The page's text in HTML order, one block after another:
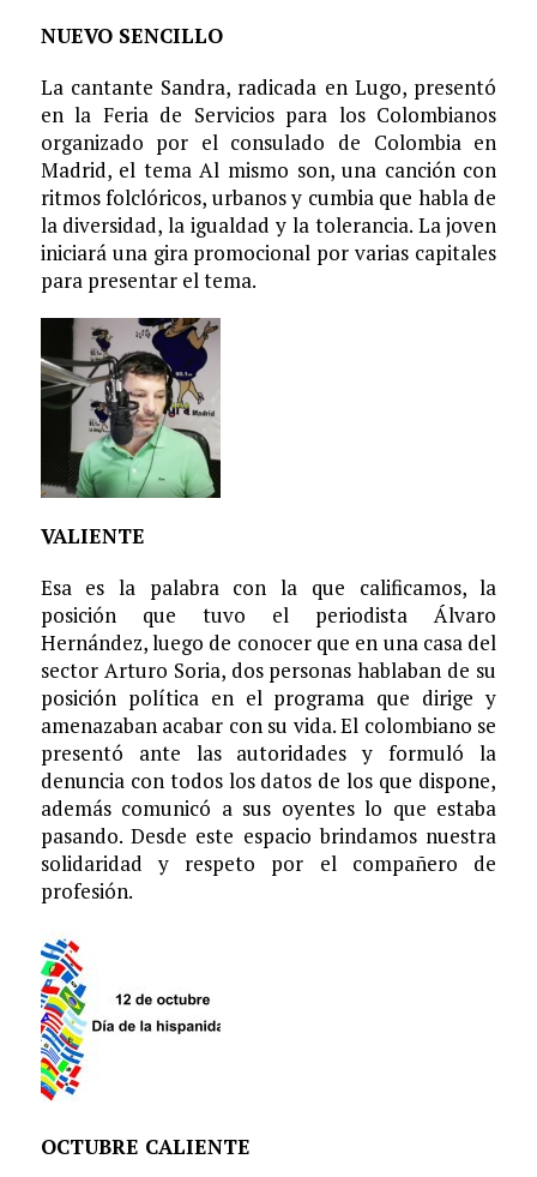
NUEVO SENCILLO
La cantante Sandra, radicada en Lugo, presentó
en la Feria de Servicios para los Colombianos
organizado por el consulado de Colombia en
Madrid, el tema Al mismo son, una canción con
ritmos folclóricos, urbanos y cumbia que habla de
la diversidad, la igualdad y la tolerancia. La joven
iniciará una gira promocional por varias capitales
para presentar el tema.
VALIENTE
Esa es la palabra con la que calificamos, la
posición que tuvo el periodista Álvaro
Hernández, luego de conocer que en una casa del
sector Arturo Soria, dos personas hablaban de su
posición política en el programa que dirige y
amenazaban acabar con su vida. El colombiano se
presentó ante las autoridades y formuló la
denuncia con todos los datos de los que dispone,
además comunicó a sus oyentes lo que estaba
pasando. Desde este espacio brindamos nuestra
solidaridad y respeto por el compañero de
profesión.
OCTUBRE CALIENTE